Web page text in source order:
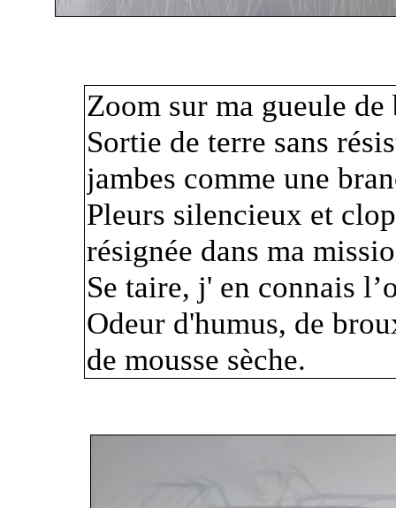
Zoom sur ma gueule de
Sortie de terre sans
jambes comme une
Pleurs silencieux et
résignée dans ma
Se taire, j' en connais
Odeur d'humus, de
de mousse sèche.
Autours de moi, la